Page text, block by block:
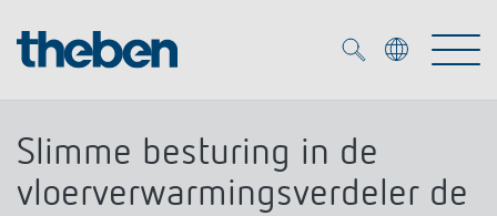
Producten
Slimme besturing in de
vloerverwarmingsverdeler de